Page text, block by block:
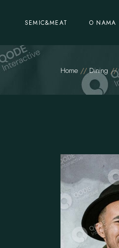
SEMIC&MEAT O NAMA
Home Dining